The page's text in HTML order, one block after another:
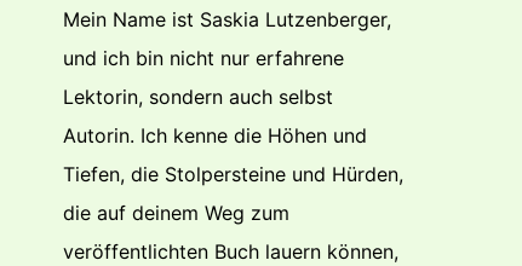
Mein Name ist Saskia Lutzenberger,
und ich bin nicht nur erfahrene
Lektorin, sondern auch selbst
Autorin. Ich kenne die Höhen und
Tiefen, die Stolpersteine und Hürden,
die auf deinem Weg zum
veröffentlichten Buch lauern können,